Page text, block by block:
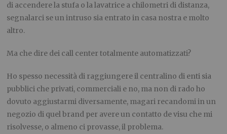
di accendere la stufa o la lavatrice a chilometri di distanza,
segnalarci se un intruso sia entrato in casa nostra e molto
altro.
Ma che dire dei call center totalmente automatizzati?
Ho spesso necessità di raggiungere il centralino di enti sia
pubblici che privati, commerciali e no, ma non di rado ho
dovuto aggiustarmi diversamente, magari recandomi in un
negozio di quel brand per avere un contatto de visu che mi
risolvesse, o almeno ci provasse, il problema.